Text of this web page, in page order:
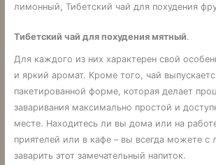
лимонный, Тибетский чай для похудения
Тибетский чай для похудения мятный.
Для каждого из них характерен свой
и яркий аромат. Кроме того, чай
пакетированной форме, которая делает
заваривания максимально простой и
месте. Находитесь ли вы дома или на
приятелей или в кафе – вы всегда можете с
заварить этот замечательный напиток.